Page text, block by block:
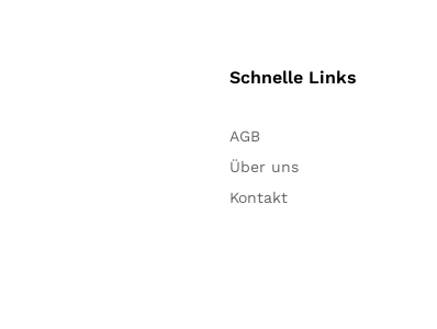
Schnelle Links
AGB
Über uns
Kontakt